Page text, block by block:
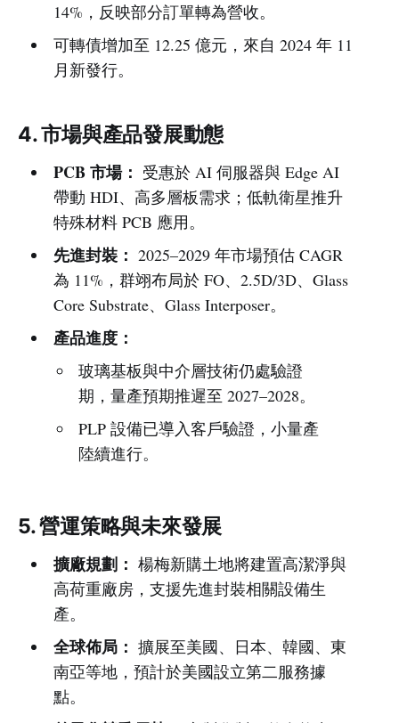
14%，反映部分訂單轉為營收。
可轉債增加至 12.25 億元，來自 2024 年 11
月新發行。
4. 市場與產品發展動態
PCB 市場： 受惠於 AI 伺服器與 Edge AI
帶動 HDI、高多層板需求；低軌衛星推升
特殊材料 PCB 應用。
先進封裝： 2025–2029 年市場預估 CAGR
為 11%，群翊布局於 FO、2.5D/3D、Glass
Core Substrate、Glass Interposer。
產品進度：
玻璃基板與中介層技術仍處驗證
期，量產預期推遲至 2027–2028。
PLP 設備已導入客戶驗證，小量產
陸續進行。
5. 營運策略與未來發展
擴廠規劃： 楊梅新購土地將建置高潔淨與
高荷重廠房，支援先進封裝相關設備生
產。
全球佈局： 擴展至美國、日本、韓國、東
南亞等地，預計於美國設立第二服務據
點。